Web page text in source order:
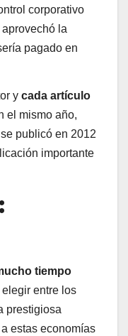
corporativo
la
pagado en
y cada artículo
el mismo año,
publicó en 2012
importante
tiempo
entre los
prestigiosa
estas economías